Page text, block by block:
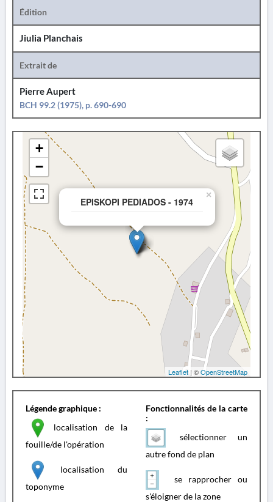
Édition
Jiulia Planchais
Extrait de
Pierre Aupert
BCH 99.2 (1975), p. 690-690
EPISKOPI PEDIADOS - 1974
×
+
−
Leaflet | ©OpenStreetMap
Légende graphique :
localisation de la
fouille/de l'opération
localisation du
toponyme
Fonctionnalités de la carte
:
sélectionner un
autre fond de plan
se rapprocher ou
s'éloigner de la zone